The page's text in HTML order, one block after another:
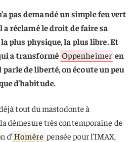
pas demandé un simple feu vert
a réclamé le droit de faire sa
plus physique, la plus libre. Et
a transformé Oppenheimer en
de liberté, on écoute un peu
d’habitude.
tout du mastodonte à
démesure très contemporaine de
d’Homère pensée pour l’IMAX,